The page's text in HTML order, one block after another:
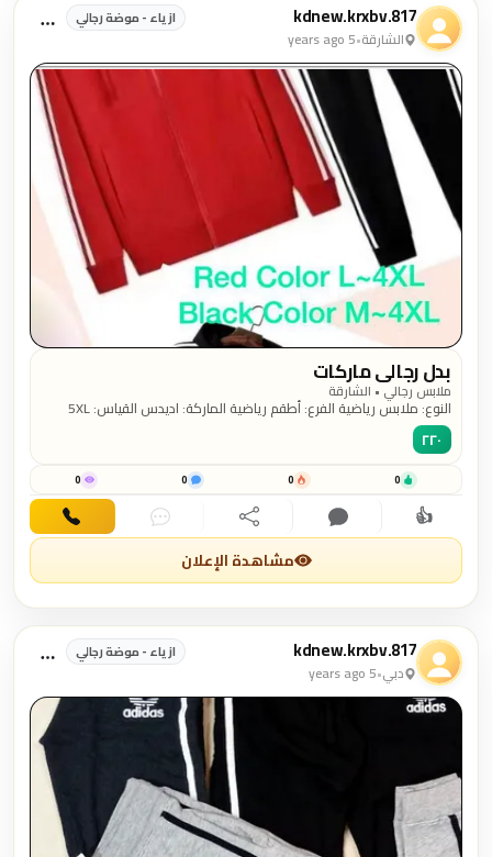
kdnew.krxbv.817
الشارقة•
5 years ago
ازياء - موضة رجالي
بدل رجالي ماركات
ملابس رجالي • الشارقة
النوع: ملابس رياضية الفرع: أطقم رياضية الماركة: اديدس القياس: 5XL
اللون: أخرى الحالة: جديد السعر: 220درهم
٢٢٠
0
0
0
0
👍اهتمام تعليق مشاركة دردشة اتصال
مشاهدة الإعلان
kdnew.krxbv.817
دبي•
5 years ago
ازياء - موضة رجالي